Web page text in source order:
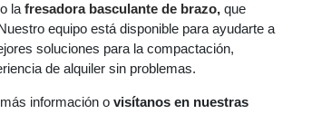
la fresadora basculante de brazo, que
equipo está disponible para ayudarte a
soluciones para la compactación,
de alquiler sin problemas.
información o visítanos en nuestras